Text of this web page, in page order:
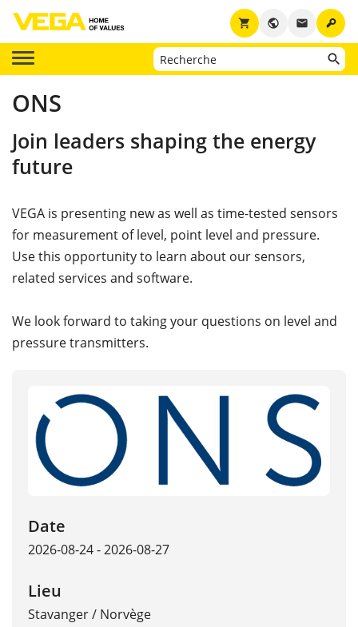
key
email
public
shopping_cart
ONS
Join leaders shaping the energy
future
VEGA is presenting new as well as time-tested sensors
for measurement of level, point level and pressure.
Use this opportunity to learn about our sensors,
related services and software.
We look forward to taking your questions on level and
pressure transmitters.
Date
2026-08-24 - 2026-08-27
Lieu
Stavanger/ Norvège